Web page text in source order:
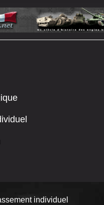
individuel